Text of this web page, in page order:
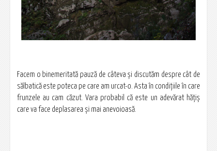
Facem o binemeritată pauză de câteva şi discutăm despre cât de
sălbatică este poteca pe care am urcat-o. Asta în condiţiile în care
frunzele au cam căzut. Vara probabil că este un adevărat hăţiş
care va face deplasarea şi mai anevoioasă.